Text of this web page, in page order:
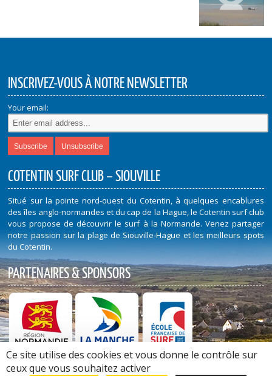
INSCRIVEZ-VOUS À NOTRE NEWSLETTER
Your email:
COTENTIN SURF CLUB – SIOUVILLE
Situé sur la pointe nord-ouest du Cotentin, à quelques encablures
des îles anglo-normandes et du cap de la Hague, le Cotentin surf club
vous propose de découvrir le surf à la Normande. Venez partager
notre passion sur la plage de Siouville-Hague et les meilleurs spots
du Cotentin.
PARTENAIRES & SPONSORS
Découvrez nos Partenaires et Sponsors
Ce site utilise des cookies et vous donne le contrôle sur
ceux que vous souhaitez activer